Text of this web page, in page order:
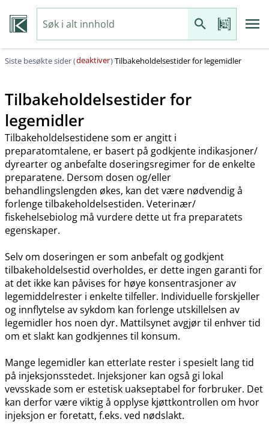
Siste besøkte sider (deaktiver)Tilbakeholdelsestider for legemidler
Tilbakeholdelsestider for
legemidler
Tilbakeholdelsestidene som er angitt i
preparatomtalene, er basert på godkjente indikasjoner​/​
dyrearter og anbefalte doseringsregimer for de enkelte
preparatene. Dersom dosen og​/​eller
behandlingslengden økes, kan det være nødvendig å
forlenge tilbakeholdelsestiden. Veterinær​/​
fiskehelsebiolog må vurdere dette ut fra preparatets
egenskaper.
Selv om doseringen er som anbefalt og godkjent
tilbakeholdelsestid overholdes, er dette ingen garanti for
at det ikke kan påvises for høye konsentrasjoner av
legemiddelrester i enkelte tilfeller. Individuelle forskjeller
og innflytelse av sykdom kan forlenge utskillelsen av
legemidler hos noen dyr. Mattilsynet avgjør til enhver tid
om et slakt kan godkjennes til konsum.
Mange legemidler kan etterlate rester i spesielt lang tid
på injeksjonsstedet. Injeksjoner kan også gi lokal
vevsskade som er estetisk uakseptabel for forbruker. Det
kan derfor være viktig å opplyse kjøttkontrollen om hvor
injeksjon er foretatt, f.eks. ved nødslakt.